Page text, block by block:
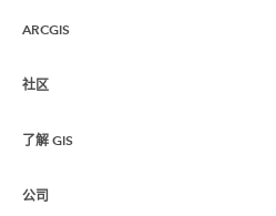
ARCGIS
ArcGIS 概览
制图
社区
Esri 社区
ArcGIS 博客
了解 GIS
什么是 GIS？
公司